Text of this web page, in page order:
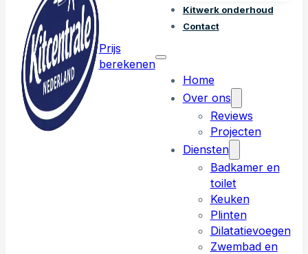
Kitwerk onderhoud
Contact
Home
Over ons
Reviews
Projecten
Diensten
Badkamer en
toilet
Keuken
Plinten
Dilatatievoegen
Zwembad en
Prijs
berekenen